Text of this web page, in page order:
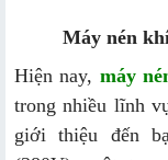
Thông số kỹ
Một số tính
V-0.25/8 (380V)
Máy nén
Hiện nay, máy
trong nhiều lĩnh
giới thiệu đến